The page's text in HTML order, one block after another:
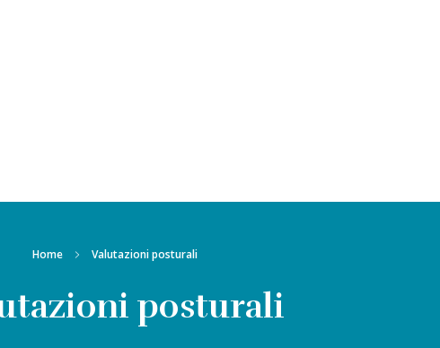
Home Valutazioni posturali
posturali